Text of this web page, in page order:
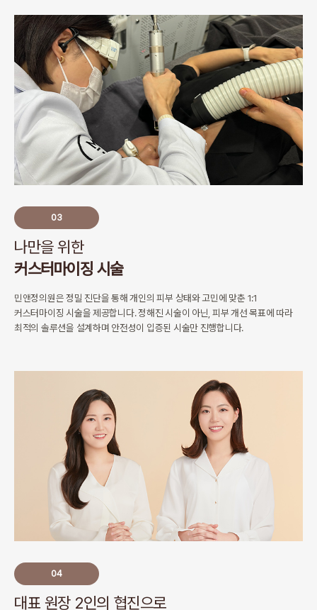
03
나만을 위한
커스터마이징 시술
민앤정의원은 정밀 진단을 통해 개인의 피부 상태와 고민에 맞춘 1:1
커스터마이징 시술을 제공합니다.정해진 시술이 아닌, 피부 개선 목표에 따라
최적의 솔루션을 설계하며 안전성이 입증된 시술만 진행합니다.
04
대표 원장 2인의 협진으로